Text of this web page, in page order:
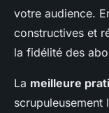
votre audience.
constructives et
la fidélité des
La meilleure
scrupuleusement